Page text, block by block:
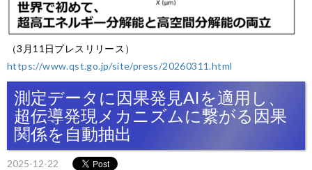
（3月11日プレスリリース）
https://www.qst.go.jp/site/press/20260311.html
測定データに因果発見AIを適用し、
超伝導発現メカニズムに繋がる因果
関係を自動抽出
2025-12-22